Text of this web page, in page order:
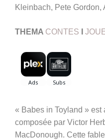
Kleinbach, Pete Gordon,
THEMA CONTES
« Babes in Toyland » est
composée par Victor
MacDonough. Cette